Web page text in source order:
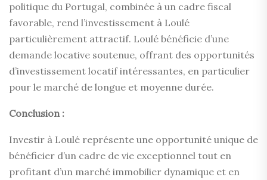
politique du Portugal, combinée à un cadre fiscal
favorable, rend l’investissement à Loulé
particulièrement attractif. Loulé bénéficie d’une
demande locative soutenue, offrant des opportunités
d’investissement locatif intéressantes, en particulier
pour le marché de longue et moyenne durée.
Conclusion :
Investir à Loulé représente une opportunité unique de
bénéficier d’un cadre de vie exceptionnel tout en
profitant d’un marché immobilier dynamique et en